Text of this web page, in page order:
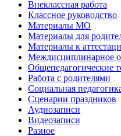
Внеклассная работа
Классное руководство
Материалы МО
Материалы для
Материалы к
Междисциплинарное
Общепедагогические
Работа с родителями
Социальная
Сценарии праздников
Аудиозаписи
Видеозаписи
Разное